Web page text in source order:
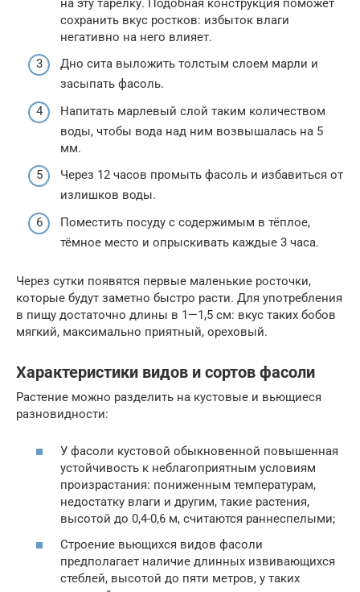
сохранить вкус ростков: избыток влаги
негативно на него влияет.
Дно сита выложить толстым слоем марли и
засыпать фасоль.
Напитать марлевый слой таким количеством
воды, чтобы вода над ним возвышалась на 5
мм.
Через 12 часов промыть фасоль и избавиться от
излишков воды.
Поместить посуду с содержимым в тёплое,
тёмное место и опрыскивать каждые 3 часа.
Через сутки появятся первые маленькие росточки,
которые будут заметно быстро расти. Для употребления
в пищу достаточно длины в 1—1,5 см: вкус таких бобов
мягкий, максимально приятный, ореховый.
Характеристики видов и сортов фасоли
Растение можно разделить на кустовые и вьющиеся
разновидности:
У фасоли кустовой обыкновенной повышенная
устойчивость к неблагоприятным условиям
произрастания: пониженным температурам,
недостатку влаги и другим, такие растения,
высотой до 0,4-0,6 м, считаются раннеспелыми;
Строение вьющихся видов фасоли
предполагает наличие длинных извивающихся
стеблей, высотой до пяти метров, у таких